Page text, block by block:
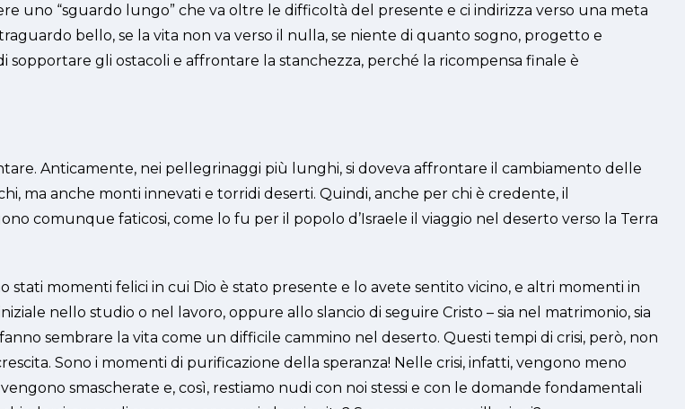
uno “sguardo lungo” che va oltre le difficoltà del presente e ci indirizza verso una meta
bello, se la vita non va verso il nulla, se niente di quanto sogno, progetto e
gli ostacoli e affrontare la stanchezza, perché la ricompensa finale è
Anticamente, nei pellegrinaggi più lunghi, si doveva affrontare il cambiamento delle
ma anche monti innevati e torridi deserti. Quindi, anche per chi è credente, il
comunque faticosi, come lo fu per il popolo d’Israele il viaggio nel deserto verso la Terra
momenti felici in cui Dio è stato presente e lo avete sentito vicino, e altri momenti in
nello studio o nel lavoro, oppure allo slancio di seguire Cristo – sia nel matrimonio, sia
sembrare la vita come un difficile cammino nel deserto. Questi tempi di crisi, però, non
Sono i momenti di purificazione della speranza! Nelle crisi, infatti, vengono meno
smascherate e, così, restiamo nudi con noi stessi e con le domande fondamentali